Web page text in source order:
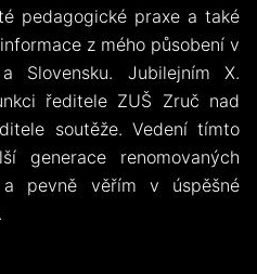
pedagogické praxe a také
z mého působení v
Slovensku. Jubilejním X.
ředitele ZUŠ Zruč nad
soutěže. Vedení tímto
generace renomovaných
pevně věřím v úspěšné